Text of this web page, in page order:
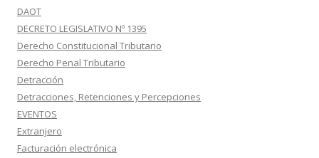
DAOT
DECRETO LEGISLATIVO Nº 1395
Derecho Constitucional Tributario
Derecho Penal Tributario
Detracción
Detracciones, Retenciones y Percepciones
EVENTOS
Extranjero
Facturación electrónica